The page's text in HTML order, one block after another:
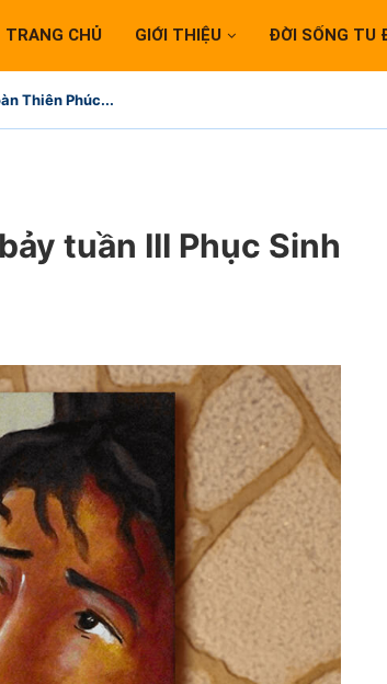
TRANG CHỦ GIỚI THIỆU ĐỜI SỐNG TU
Thiên Phúc...
tuần III Phục Sinh